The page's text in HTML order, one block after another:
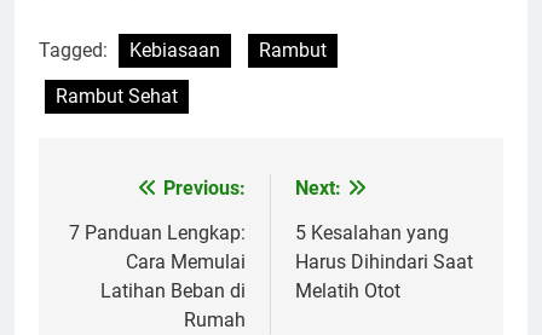
Tagged: Kebiasaan
Rambut
Rambut Sehat
Navigasi
pos
Previous:
7 Panduan Lengkap:
Cara Memulai
Latihan Beban di
Rumah
Next:
5 Kesalahan yang
Harus Dihindari Saat
Melatih Otot